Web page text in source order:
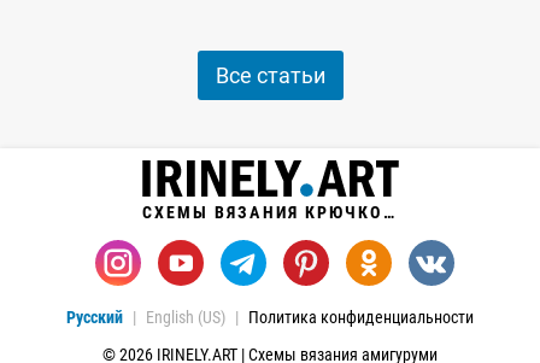
Все статьи
СХЕМЫ ВЯЗАНИЯ КРЮЧКОМ
Русский English (US)
Политика конфиденциальности
© 2026 IRINELY.ART | Схемы вязания амигуруми